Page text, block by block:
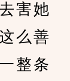
害她
么善
整条